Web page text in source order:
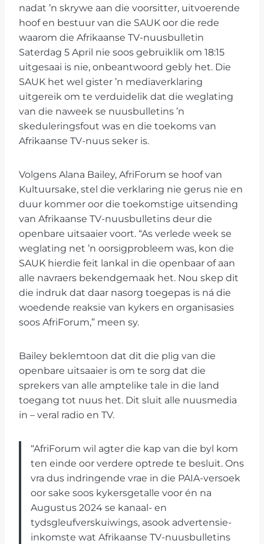
nadat ’n skrywe aan die voorsitter, uitvoerende
hoof en bestuur van die SAUK oor die rede
waarom die Afrikaanse TV-nuusbulletin
Saterdag 5 April nie soos gebruiklik om 18:15
uitgesaai is nie, onbeantwoord gebly het. Die
SAUK het wel gister ’n mediaverklaring
uitgereik om te verduidelik dat die weglating
van die naweek se nuusbulletins ’n
skeduleringsfout was en die toekoms van
Afrikaanse TV-nuus seker is.
Volgens Alana Bailey, AfriForum se hoof van
Kultuursake, stel die verklaring nie gerus nie en
duur kommer oor die toekomstige uitsending
van Afrikaanse TV-nuusbulletins deur die
openbare uitsaaier voort. “As verlede week se
weglating net ’n oorsigprobleem was, kon die
SAUK hierdie feit lankal in die openbaar of aan
alle navraers bekendgemaak het. Nou skep dit
die indruk dat daar nasorg toegepas is ná die
woedende reaksie van kykers en organisasies
soos AfriForum,” meen sy.
Bailey beklemtoon dat dit die plig van die
openbare uitsaaier is om te sorg dat die
sprekers van alle amptelike tale in die land
toegang tot nuus het. Dit sluit alle nuusmedia
in – veral radio en TV.
“AfriForum wil agter die kap van die byl kom
ten einde oor verdere optrede te besluit. Ons
vra dus indringende vrae in die PAIA-versoek
oor sake soos kykersgetalle voor én na
Augustus 2024 se kanaal- en
tydsgleufverskuiwings, asook advertensie-
inkomste wat Afrikaanse TV-nuusbulletins